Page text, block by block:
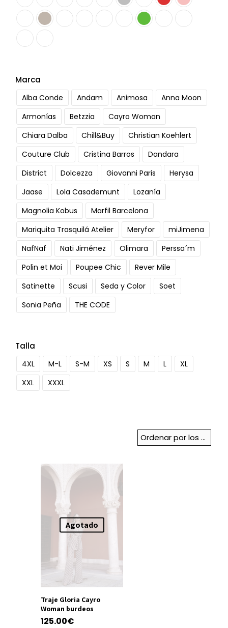
Marca
Alba Conde Andam Animosa
Anna Moon
Armonías
Betzzia
Cayro Woman
Chiara Dalba
Chill&Buy
Christian Koehlert
Couture Club
Cristina Barros
Dandara
District
Dolcezza Giovanni Paris
Herysa
Jaase
Lola Casademunt
Lozanía
Magnolia Kobus
Marfil Barcelona
Mariquita Trasquilá Atelier
Meryfor
miJimena
NafNaf
Nati Jiménez Olimara
Perssa´m
Polin et Moi
Poupee Chic
Rever Mile
Satinette
Scusi Seda y Color
Soet
Sonia Peña
THE CODE
Talla
4XL M-L S-M XS S M L
XL
XXL
XXXL
Agotado
Traje Gloria Cayro
Woman burdeos
125.00€